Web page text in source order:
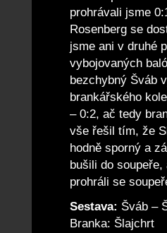
prohrávali jsme
Rosenberg se
jsme ani v druhé
vybojovaných
bezchybný Šváb
brankářského
– 0:2, ač tedy
vše řešil tím, že
hodně sporný a
bušili do
prohráli se
Sestava: Šváb –
Branka: Šlajchrt